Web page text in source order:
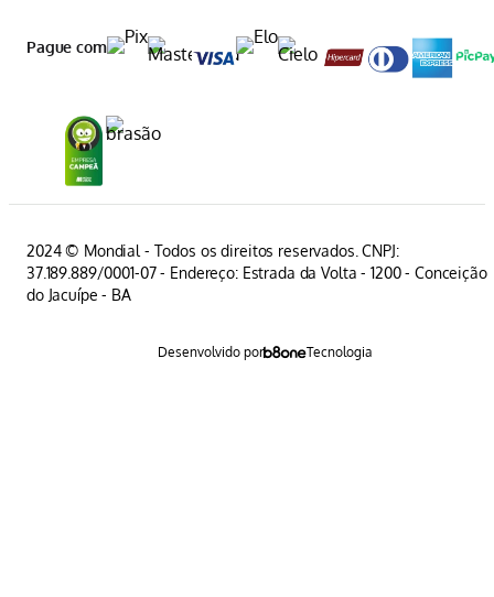
Pague com
2024 © Mondial - Todos os direitos reservados. CNPJ:
37.189.889/0001-07 - Endereço: Estrada da Volta - 1200 - Conceição
do Jacuípe - BA
Desenvolvido por Tecnologia